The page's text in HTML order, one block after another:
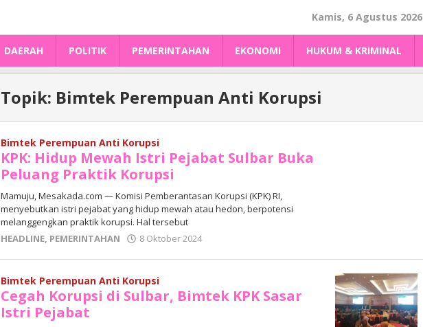
Kamis, 6 Agustus 2026
DAERAH POLITIK PEMERINTAHAN EKONOMI HUKUM & KRIMINAL
Topik: Bimtek Perempuan Anti Korupsi
Bimtek Perempuan Anti Korupsi
KPK: Hidup Mewah Istri Pejabat Sulbar Buka
Peluang Praktik Korupsi
Mamuju, Mesakada.com — Komisi Pemberantasan Korupsi (KPK) RI,
menyebutkan istri pejabat yang hidup mewah atau hedon, berpotensi
melanggengkan praktik korupsi. Hal tersebut
HEADLINE, PEMERINTAHAN 8 Oktober 2024
Junaedi
Bimtek Perempuan Anti Korupsi
Cegah Korupsi di Sulbar, Bimtek KPK Sasar
Istri Pejabat